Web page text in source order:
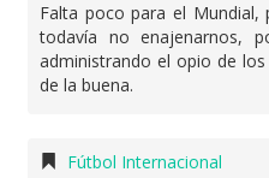
Falta poco para el
todavía no enajenarnos,
administrando el opio de
de la buena.
Fútbol Internacional